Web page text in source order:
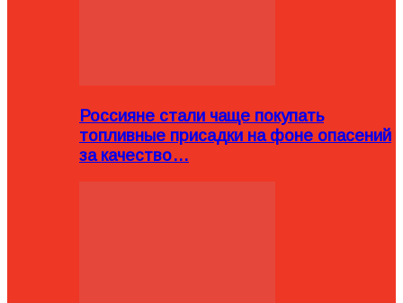
Россияне стали чаще покупать
топливные присадки на фоне опасений
за качество…